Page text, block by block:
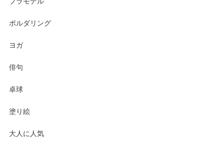
ボルダリング
ヨガ
俳句
卓球
塗り絵
大人に人気